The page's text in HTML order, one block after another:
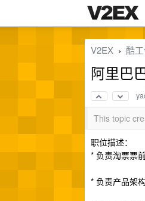
V2EX › 酷
阿里巴
This topic
职位描述：
* 负责淘票票
* 负责产品架